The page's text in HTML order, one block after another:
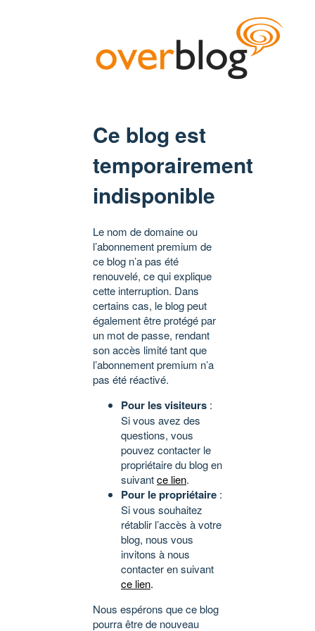
Ce blog est
temporairement
indisponible
Le nom de domaine ou
l’abonnement premium de
ce blog n’a pas été
renouvelé, ce qui explique
cette interruption. Dans
certains cas, le blog peut
également être protégé par
un mot de passe, rendant
son accès limité tant que
l’abonnement premium n’a
pas été réactivé.
Pour les visiteurs :
Si vous avez des
questions, vous
pouvez contacter le
propriétaire du blog en
suivantce lien.
Pour le propriétaire :
Si vous souhaitez
rétablir l’accès à votre
blog, nous vous
invitons à nous
contacter en suivant
ce lien.
Nous espérons que ce blog
pourra être de nouveau